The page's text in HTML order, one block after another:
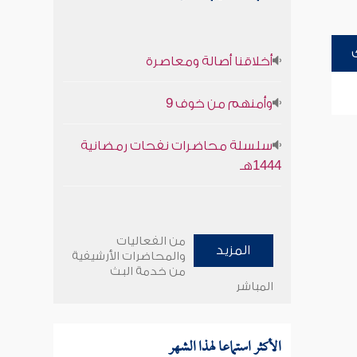
أخلاقنا أصالة ومعاصرة
وأمنهم من خوف 9
سلسلة محاضرات نفحات رمضانية
1444هـ
المزيد
من الفعاليات
والمحاضرات الأرشيفية
من خدمة البث
المباشر
الأكثر استماعا لهذا الشهر